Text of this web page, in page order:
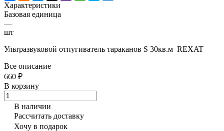
Характеристики
Базовая единица
—
шт
Ультразвуковой отпугиватель тараканов S 30кв.м REXAT
Все описание
660 ₽
В корзину
В наличии
Рассчитать доставку
Хочу в подарок